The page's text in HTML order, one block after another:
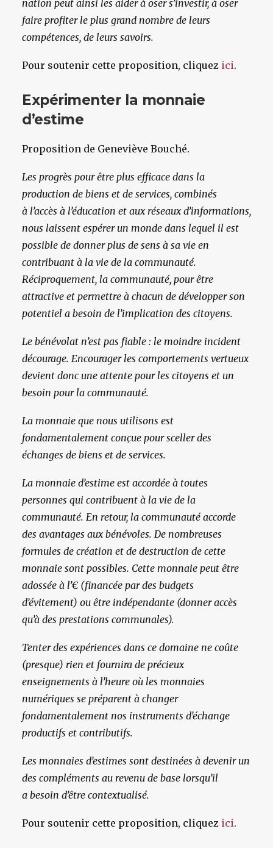
nation peut ainsi les aider à oser s’investir, à oser
faire profiter le plus grand nombre de leurs
compétences, de leurs savoirs.
Pour soutenir cette proposition, cliquez ici.
Expérimenter la monnaie
d’estime
Proposition de Geneviève Bouché.
Les progrès pour être plus efficace dans la
production de biens et de services, combinés
à l’accès à l’éducation et aux réseaux d’informations,
nous laissent espérer un monde dans lequel il est
possible de donner plus de sens à sa vie en
contribuant à la vie de la communauté.
Réciproquement, la communauté, pour être
attractive et permettre à chacun de développer son
potentiel a besoin de l’implication des citoyens.
Le bénévolat n’est pas fiable : le moindre incident
décourage. Encourager les comportements vertueux
devient donc une attente pour les citoyens et un
besoin pour la communauté.
La monnaie que nous utilisons est
fondamentalement conçue pour sceller des
échanges de biens et de services.
La monnaie d’estime est accordée à toutes
personnes qui contribuent à la vie de la
communauté. En retour, la communauté accorde
des avantages aux bénévoles. De nombreuses
formules de création et de destruction de cette
monnaie sont possibles. Cette monnaie peut être
adossée à l’€ (financée par des budgets
d’évitement) ou être indépendante (donner accès
qu’à des prestations communales).
Tenter des expériences dans ce domaine ne coûte
(presque) rien et fournira de précieux
enseignements à l’heure où les monnaies
numériques se préparent à changer
fondamentalement nos instruments d’échange
productifs et contributifs.
Les monnaies d’estimes sont destinées à devenir un
des compléments au revenu de base lorsqu’il
a besoin d’être contextualisé.
Pour soutenir cette proposition, cliquez ici.